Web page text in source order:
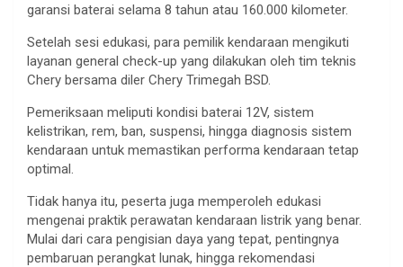
garansi baterai selama 8 tahun atau 160.000 kilometer.
Setelah sesi edukasi, para pemilik kendaraan mengikuti
layanan general check-up yang dilakukan oleh tim teknis
Chery bersama diler Chery Trimegah BSD.
Pemeriksaan meliputi kondisi baterai 12V, sistem
kelistrikan, rem, ban, suspensi, hingga diagnosis sistem
kendaraan untuk memastikan performa kendaraan tetap
optimal.
Tidak hanya itu, peserta juga memperoleh edukasi
mengenai praktik perawatan kendaraan listrik yang benar.
Mulai dari cara pengisian daya yang tepat, pentingnya
pembaruan perangkat lunak, hingga rekomendasi